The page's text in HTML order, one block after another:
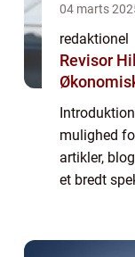
04 marts
redaktionel
Revisor
mulighed
artikler,
et bredt